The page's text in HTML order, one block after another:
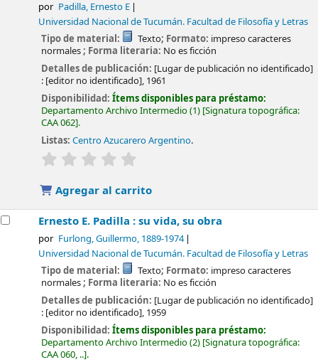
por Padilla, Ernesto E
Universidad Nacional de Tucumán. Facultad de Filosofía y Letras
Tipo de material: Texto; Formato: impreso caracteres
normales; Forma literaria: No es ficción
Detalles de publicación: [Lugar de publicación no identificado]
: [editor no identificado], 1961
Disponibilidad:Ítems disponibles para préstamo:
Departamento Archivo Intermedio(1) Signatura topográfica:
CAA 062 .
Listas: Centro Azucarero Argentino.
valoración
Agregar al carrito
Ernesto E. Padilla : su vida, su obra
por Furlong, Guillermo, 1889-1974
Universidad Nacional de Tucumán. Facultad de Filosofía y Letras
Tipo de material: Texto; Formato: impreso caracteres
normales; Forma literaria: No es ficción
Detalles de publicación: [Lugar de publicación no identificado]
: [editor no identificado], 1959
Disponibilidad:Ítems disponibles para préstamo:
Departamento Archivo Intermedio(2) Signatura topográfica:
CAA 060, .. .